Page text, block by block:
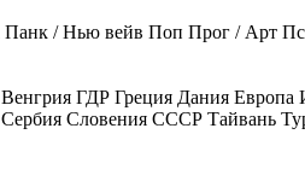
Панк / Нью вейв Поп Прог / Арт
Венгрия ГДР Греция Дания Европа
Сербия Словения СССР Тайвань